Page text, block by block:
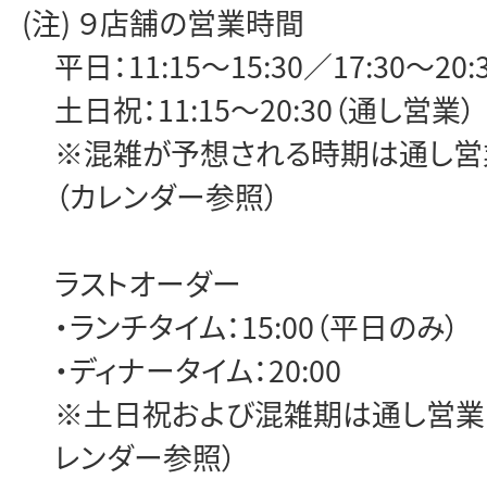
(注) ９店舗の営業時間
平日：11:15～15:30／17:30～
土日祝：11:15～20:30（通し営業）
※混雑が予想される時期は通し営
（カレンダー参照）
ラストオーダー
・ランチタイム：15:00（平日のみ）
・ディナータイム：20:00
※土日祝および混雑期は通し営業
レンダー参照）